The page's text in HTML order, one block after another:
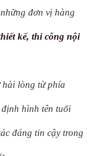
đơn vị hàng
kế, thi công nội
hài lòng từ phía
hình tên tuổi
đáng tin cậy trong